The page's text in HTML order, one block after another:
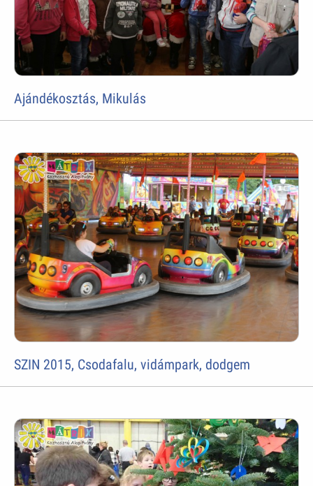
Ajándékosztás, Mikulás
SZIN 2015, Csodafalu, vidámpark, dodgem